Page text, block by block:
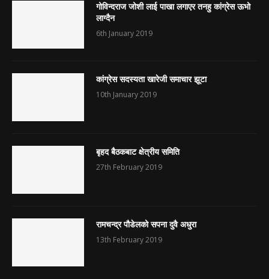
गोविन्दराज जोशी लाई पाखा लगाएर तनहु कांग्रेस ऊभो
लाग्दैन
6th January 2019
कांग्रेस सदस्यता खारेजी समाचार झूटा
10th January 2019
बृहद बैठकबाट क्षेत्रीय समिति
27th February 2019
रामचन्द्र पौडेलको सपना दुवै अधुरा
13th February 2019